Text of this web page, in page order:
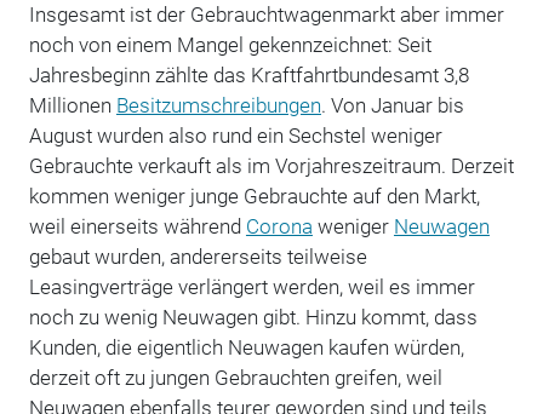
Insgesamt ist der Gebrauchtwagenmarkt aber immer
noch von einem Mangel gekennzeichnet: Seit
Jahresbeginn zählte das Kraftfahrtbundesamt 3,8
Millionen Besitzumschreibungen. Von Januar bis
August wurden also rund ein Sechstel weniger
Gebrauchte verkauft als im Vorjahreszeitraum. Derzeit
kommen weniger junge Gebrauchte auf den Markt,
weil einerseits während Corona weniger Neuwagen
gebaut wurden, andererseits teilweise
Leasingverträge verlängert werden, weil es immer
noch zu wenig Neuwagen gibt. Hinzu kommt, dass
Kunden, die eigentlich Neuwagen kaufen würden,
derzeit oft zu jungen Gebrauchten greifen, weil
Neuwagen ebenfalls teurer geworden sind und teils